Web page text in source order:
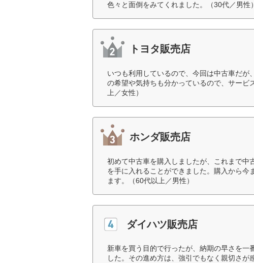
色々と面倒をみてくれました。（30代／男性）
トヨタ販売店
いつも利用しているので、今回は中古車だ
の希望や気持ちも分かっているので、サービ
上／女性）
ホンダ販売店
初めて中古車を購入しましたが、これまで
を手に入れることができました。購入から
ます。（60代以上／男性）
ダイハツ販売店
新車を買う目的で行ったが、納期の早さを一
した。その進め方は、強引でもなく親切さ